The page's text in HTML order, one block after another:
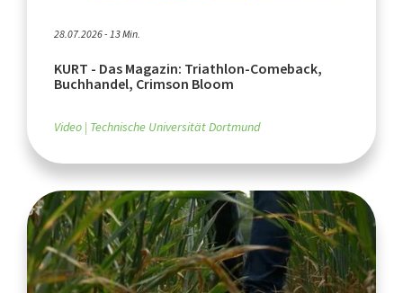
28.07.2026 - 13 Min.
KURT - Das Magazin: Triathlon-Comeback,
Buchhandel, Crimson Bloom
Video Technische Universität Dortmund